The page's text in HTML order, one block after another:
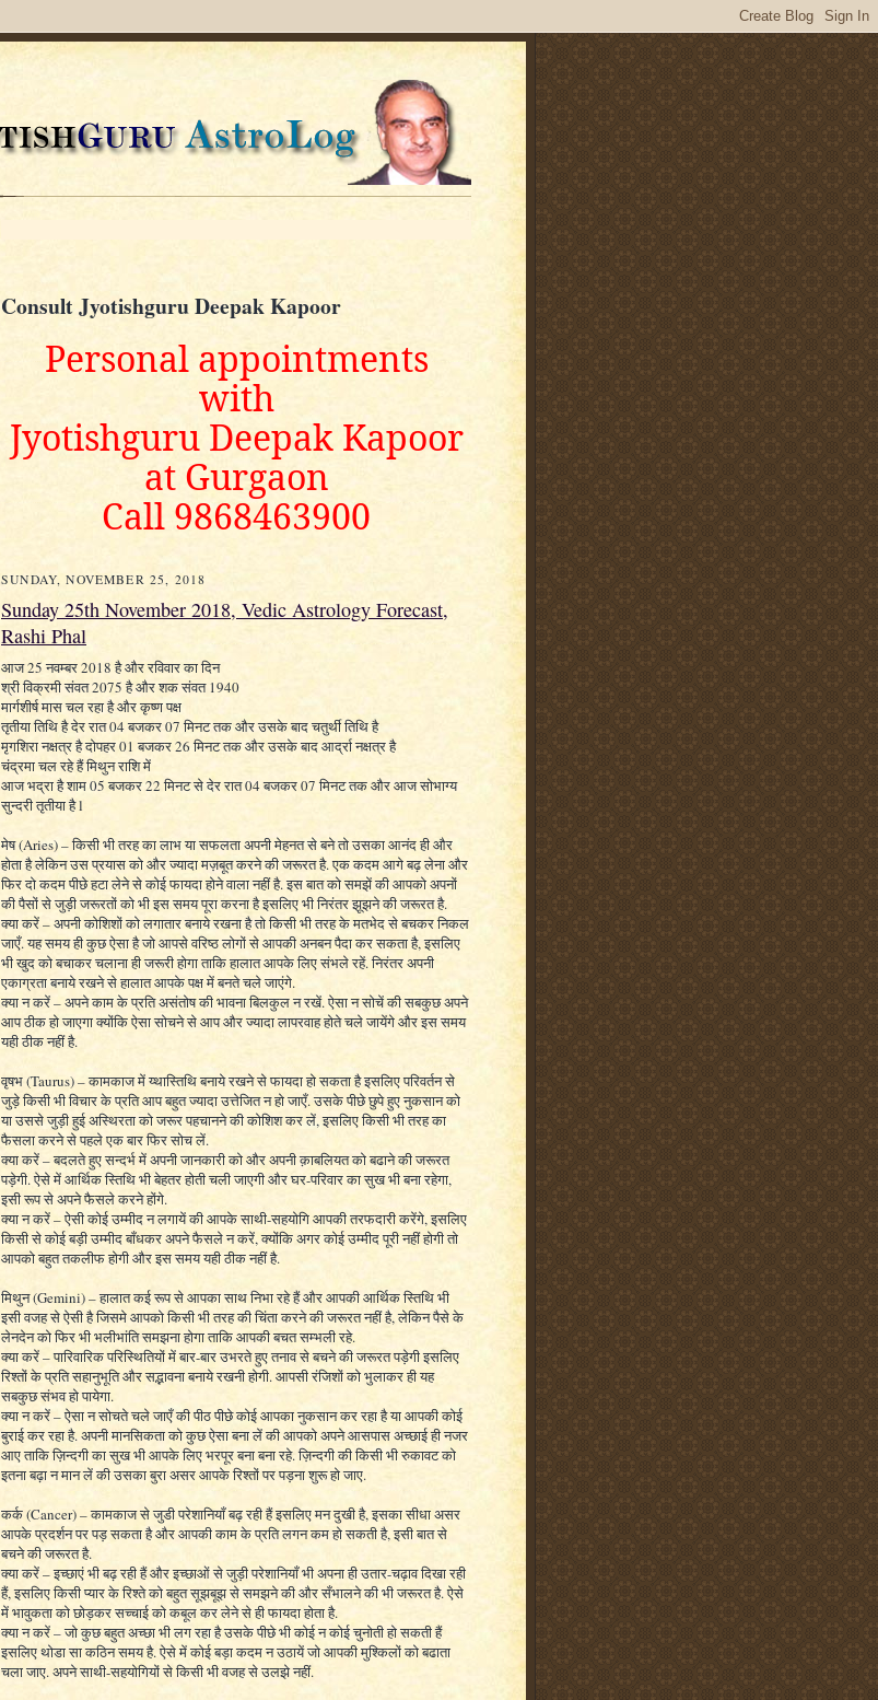
Consult Jyotishguru Deepak Kapoor
Personal appointments
with
Jyotishguru Deepak Kapoor
at Gurgaon
Call 9868463900
SUNDAY, NOVEMBER 25, 2018
Sunday 25th November 2018, Vedic Astrology Forecast,
Rashi Phal
आज 25 नवम्बर 2018 है और रविवार का दिन
श्री विक्रमी संवत 2075 है और शक संवत 1940
मार्गशीर्ष मास चल रहा है और कृष्ण पक्ष
तृतीया तिथि है देर रात 04 बजकर 07 मिनट तक और उसके बाद चतुर्थी तिथि है
मृगशिरा नक्षत्र है दोपहर 01 बजकर 26 मिनट तक और उसके बाद आर्द्रा नक्षत्र है
चंद्रमा चल रहे हैं मिथुन राशि में
आज भद्रा है शाम 05 बजकर 22 मिनट से देर रात 04 बजकर 07 मिनट तक और आज सोभाग्य
सुन्दरी तृतीया है l
मेष (Aries) – किसी भी तरह का लाभ या सफलता अपनी मेहनत से बने तो उसका आनंद ही और
होता है लेकिन उस प्रयास को और ज्यादा मज़बूत करने की जरूरत है. एक कदम आगे बढ़ लेना और
फिर दो कदम पीछे हटा लेने से कोई फायदा होने वाला नहीं है. इस बात को समझें की आपको अपनों
की पैसों से जुड़ी जरूरतों को भी इस समय पूरा करना है इसलिए भी निरंतर झूझने की जरूरत है.
क्या करें – अपनी कोशिशों को लगातार बनाये रखना है तो किसी भी तरह के मतभेद से बचकर निकल
जाएँ. यह समय ही कुछ ऐसा है जो आपसे वरिष्ठ लोगों से आपकी अनबन पैदा कर सकता है, इसलिए
भी खुद को बचाकर चलाना ही जरूरी होगा ताकि हालात आपके लिए संभले रहें. निरंतर अपनी
एकाग्रता बनाये रखने से हालात आपके पक्ष में बनते चले जाएंगे.
क्या न करें – अपने काम के प्रति असंतोष की भावना बिलकुल न रखें. ऐसा न सोचें की सबकुछ अपने
आप ठीक हो जाएगा क्योंकि ऐसा सोचने से आप और ज्यादा लापरवाह होते चले जायेंगे और इस समय
यही ठीक नहीं है.
वृषभ (Taurus) – कामकाज में य्थास्तिथि बनाये रखने से फायदा हो सकता है इसलिए परिवर्तन से
जुड़े किसी भी विचार के प्रति आप बहुत ज्यादा उत्तेजित न हो जाएँ. उसके पीछे छुपे हुए नुकसान को
या उससे जुड़ी हुई अस्थिरता को जरूर पहचानने की कोशिश कर लें, इसलिए किसी भी तरह का
फैसला करने से पहले एक बार फिर सोच लें.
क्या करें – बदलते हुए सन्दर्भ में अपनी जानकारी को और अपनी क़ाबलियत को बढाने की जरूरत
पड़ेगी. ऐसे में आर्थिक स्तिथि भी बेहतर होती चली जाएगी और घर-परिवार का सुख भी बना रहेगा,
इसी रूप से अपने फैसले करने होंगे.
क्या न करें – ऐसी कोई उम्मीद न लगायें की आपके साथी-सहयोगि आपकी तरफदारी करेंगे, इसलिए
किसी से कोई बड़ी उम्मीद बाँधकर अपने फैसले न करें, क्योंकि अगर कोई उम्मीद पूरी नहीं होगी तो
आपको बहुत तकलीफ होगी और इस समय यही ठीक नहीं है.
मिथुन (Gemini) – हालात कई रूप से आपका साथ निभा रहे हैं और आपकी आर्थिक स्तिथि भी
इसी वजह से ऐसी है जिसमे आपको किसी भी तरह की चिंता करने की जरूरत नहीं है, लेकिन पैसे के
लेनदेन को फिर भी भलीभांति समझना होगा ताकि आपकी बचत सम्भली रहे.
क्या करें – पारिवारिक परिस्थितियों में बार-बार उभरते हुए तनाव से बचने की जरूरत पड़ेगी इसलिए
रिश्तों के प्रति सहानुभूति और सद्भावना बनाये रखनी होगी. आपसी रंजिशों को भुलाकर ही यह
सबकुछ संभव हो पायेगा.
क्या न करें – ऐसा न सोचते चले जाएँ की पीठ पीछे कोई आपका नुकसान कर रहा है या आपकी कोई
बुराई कर रहा है. अपनी मानसिकता को कुछ ऐसा बना लें की आपको अपने आसपास अच्छाई ही नजर
आए ताकि ज़िन्दगी का सुख भी आपके लिए भरपूर बना बना रहे. ज़िन्दगी की किसी भी रुकावट को
इतना बढ़ा न मान लें की उसका बुरा असर आपके रिश्तों पर पड़ना शुरू हो जाए.
कर्क (Cancer) – कामकाज से जुडी परेशानियाँ बढ़ रही हैं इसलिए मन दुखी है, इसका सीधा असर
आपके प्रदर्शन पर पड़ सकता है और आपकी काम के प्रति लगन कम हो सकती है, इसी बात से
बचने की जरूरत है.
क्या करें – इच्छाएं भी बढ़ रही हैं और इच्छाओं से जुड़ी परेशानियाँ भी अपना ही उतार-चढ़ाव दिखा रही
हैं, इसलिए किसी प्यार के रिश्ते को बहुत सूझबूझ से समझने की और सँभालने की भी जरूरत है. ऐसे
में भावुकता को छोड़कर सच्चाई को कबूल कर लेने से ही फायदा होता है.
क्या न करें – जो कुछ बहुत अच्छा भी लग रहा है उसके पीछे भी कोई न कोई चुनोती हो सकती हैं
इसलिए थोडा सा कठिन समय है. ऐसे में कोई बड़ा कदम न उठायें जो आपकी मुश्किलों को बढाता
चला जाए. अपने साथी-सहयोगियों से किसी भी वजह से उलझे नहीं.